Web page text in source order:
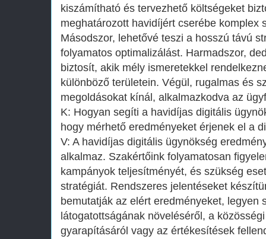
kiszámítható és tervezhető költségeket
meghatározott havidíjért cserébe komplex
Másodszor, lehetővé teszi a hosszú távú
folyamatos optimalizálást. Harmadszor,
biztosít, akik mély ismeretekkel
különböző területein. Végül, rugalmas és
megoldásokat kínál, alkalmazkodva az
K: Hogyan segíti a havidíjas digitális
hogy mérhető eredményeket érjenek el a
V: A havidíjas digitális ügynökség
alkalmaz. Szakértőink folyamatosan
kampányok teljesítményét, és szükség
stratégiát. Rendszeres jelentéseket
bemutatják az elért eredményeket, legyen
látogatottságának növeléséről, a
gyarapításáról vagy az értékesítések